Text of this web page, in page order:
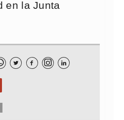
en la Junta
  